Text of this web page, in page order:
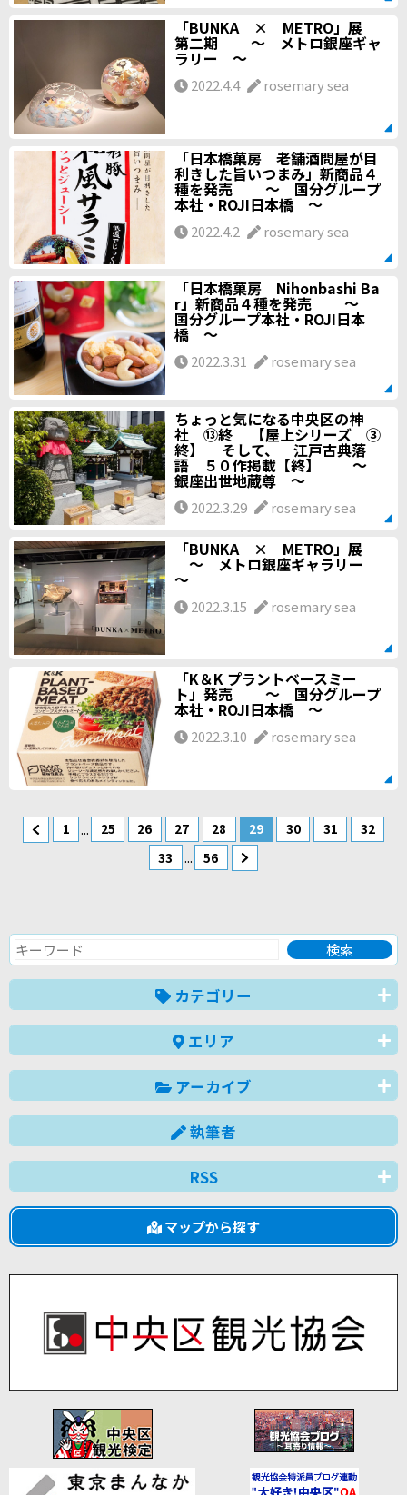
「BUNKA × METRO」展
第二期 ～ メトロ銀座ギャ
ラリー ～
2022.4.4 rosemary sea
「日本橋菓房 老舗酒問屋が目
利きした旨いつまみ」新商品４
種を発売 ～ 国分グループ
本社・ROJI日本橋 ～
2022.4.2 rosemary sea
「日本橋菓房 Nihonbashi Ba
r」新商品４種を発売 ～
国分グループ本社・ROJI日本
橋 ～
2022.3.31 rosemary sea
ちょっと気になる中央区の神
社 ⑬終 【屋上シリーズ ③
終】 そして、 江戸古典落
語 ５０作掲載【終】 ～
銀座出世地蔵尊 ～
2022.3.29 rosemary sea
「BUNKA × METRO」展
～ メトロ銀座ギャラリー
～
2022.3.15 rosemary sea
「K＆K プラントベースミー
ト」発売 ～ 国分グループ
本社・ROJI日本橋 ～
2022.3.10 rosemary sea
1 ... 25 26 27 28 29 30 31
32
33
... 56
カテゴリー
エリア
アーカイブ
執筆者
RSS
マップから探す